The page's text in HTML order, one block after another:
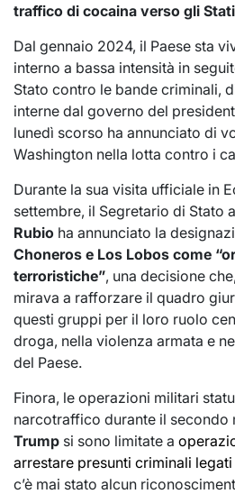
traffico di cocaina verso gli
Dal gennaio 2024, il Paese sta
interno a bassa intensità in
Stato contro le bande criminali,
interne dal governo del
lunedì scorso ha annunciato di
Washington nella lotta contro i
Durante la sua visita ufficiale in
settembre, il Segretario di Stato
Rubio ha annunciato la
Choneros e Los Lobos come
terroristiche”, una decisione
mirava a rafforzare il quadro
questi gruppi per il loro ruolo
droga, nella violenza armata e
del Paese.
Finora, le operazioni militari
narcotraffico durante il secondo
Trump si sono limitate a
arrestare presunti criminali legati
c’è mai stato alcun